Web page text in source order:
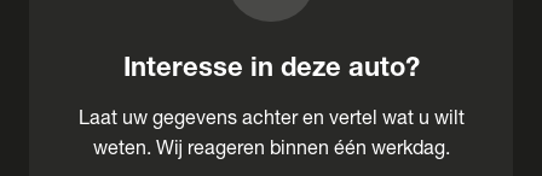
Interesse in deze auto?
Laat uw gegevens achter en vertel wat u wilt
weten. Wij reageren binnen één werkdag.